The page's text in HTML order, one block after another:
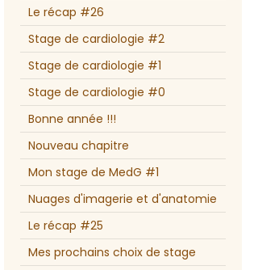
Le récap #26
Stage de cardiologie #2
Stage de cardiologie #1
Stage de cardiologie #0
Bonne année !!!
Nouveau chapitre
Mon stage de MedG #1
Nuages d'imagerie et d'anatomie
Le récap #25
Mes prochains choix de stage